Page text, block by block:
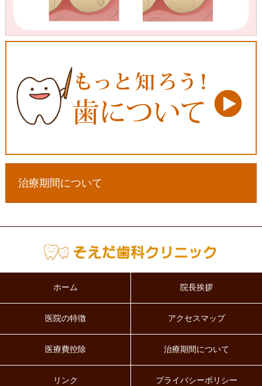
治療期間について
ホーム 院長挨拶
医院の特徴 アクセスマップ
医療費控除 治療期間について
リンク プライバシーポリシー